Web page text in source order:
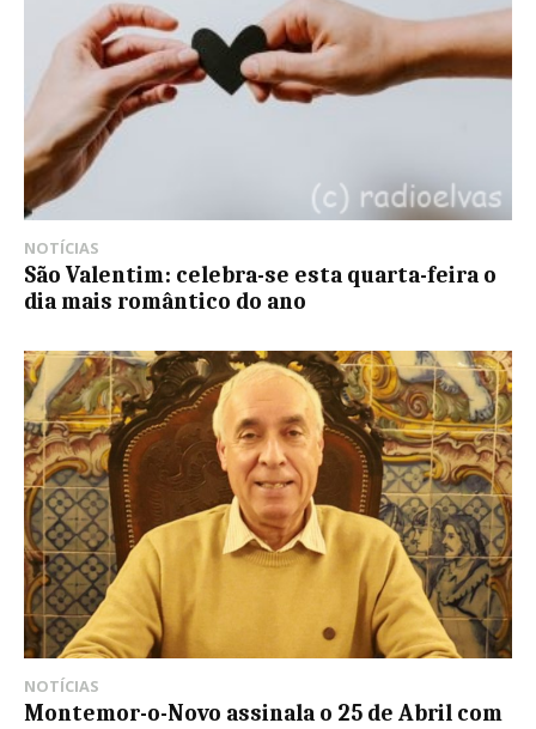
NOTÍCIAS
São Valentim: celebra-se esta quarta-feira o
dia mais romântico do ano
NOTÍCIAS
Montemor-o-Novo assinala o 25 de Abril com